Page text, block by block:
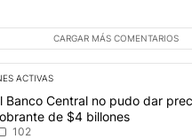
años, haciendo historia pero
Ahora reaparece la frase
único que tiene la opo por
nada. Y esto lo sabe
EDITADO
CARGAR MÁS COMENTARIOS
ACTIVAS
los artículos con más
tendencia con el título "El
Banco Central no pudo dar
de $4 billones
102